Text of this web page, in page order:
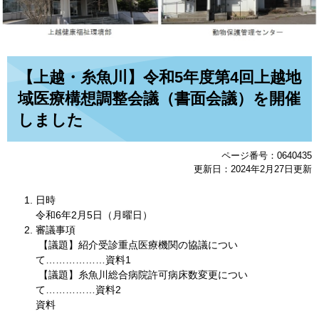
【上越・糸魚川】令和5年度第4回上越地
域医療構想調整会議（書面会議）を開催
しました
ページ番号：0640435
更新日：2024年2月27日更新
日時
令和6年2月5日（月曜日）
審議事項
【議題】紹介受診重点医療機関の協議につい
て………………資料1
【議題】糸魚川総合病院許可病床数変更につい
て……………資料2
資料